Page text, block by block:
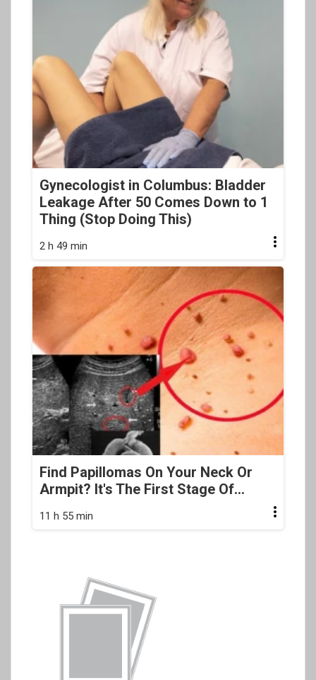
Gynecologist in Columbus: Bladder
Leakage After 50 Comes Down to 1
Thing (Stop Doing This)
2 h 49 min
Find Papillomas On Your Neck Or
Armpit? It's The First Stage Of...
11 h 55 min